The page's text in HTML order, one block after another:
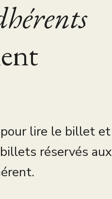
lire le billet et
réservés aux